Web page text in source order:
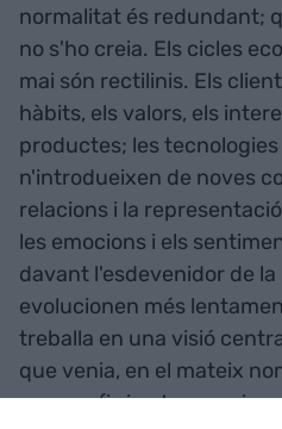
normalitat és redundant;
no s'ho creia. Els cicles
mai són rectilinis. Els
hàbits, els valors, els
productes; les
n'introdueixen de noves
relacions i la
les emocions i els
davant l'esdevenidor de
evolucionen més
treballa en una visió
que venia, en el mateix
sempre (i si pot ser